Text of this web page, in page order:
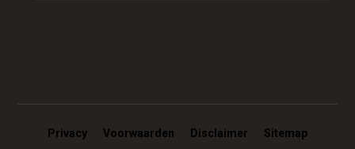
Privacy Voorwaarden Disclaimer Sitemap